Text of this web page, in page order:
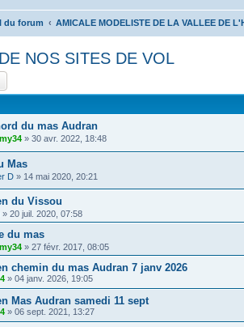
du forum AMICALE MODELISTE DE LA VALLEE DE
NOS SITES DE VOL
du mas Audran
» 30 avr. 2022, 18:48
Mas
D » 14 mai 2020, 20:21
du Vissou
» 20 juil. 2020, 07:58
du mas
» 27 févr. 2017, 08:05
chemin du mas Audran 7 janv 2026
» 04 janv. 2026, 19:05
Mas Audran samedi 11 sept
» 06 sept. 2021, 13:27